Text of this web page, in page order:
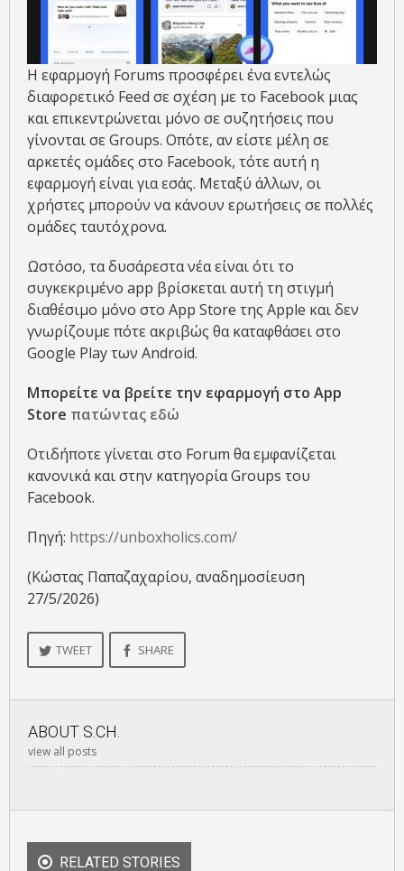
Η εφαρμογή Forums προσφέρει ένα εντελώς
διαφορετικό Feed σε σχέση με το Facebook μιας
και επικεντρώνεται μόνο σε συζητήσεις που
γίνονται σε Groups. Οπότε, αν είστε μέλη σε
αρκετές ομάδες στο Facebook, τότε αυτή η
εφαρμογή είναι για εσάς. Μεταξύ άλλων, οι
χρήστες μπορούν να κάνουν ερωτήσεις σε πολλές
ομάδες ταυτόχρονα.
Ωστόσο, τα δυσάρεστα νέα είναι ότι το
συγκεκριμένο app βρίσκεται αυτή τη στιγμή
διαθέσιμο μόνο στο App Store της Apple και δεν
γνωρίζουμε πότε ακριβώς θα καταφθάσει στο
Google Play των Android.
Μπορείτε να βρείτε την εφαρμογή στο App
Store πατώντας εδώ
Οτιδήποτε γίνεται στο Forum θα εμφανίζεται
κανονικά και στην κατηγορία Groups του
Facebook.
Πηγή: https://unboxholics.com/
(Κώστας Παπαζαχαρίου, αναδημοσίευση
27/5/2026)
TWEET SHARE
ABOUT S.CH.
view all posts
RELATED STORIES